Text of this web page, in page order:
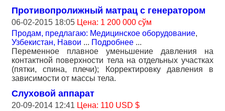
Противопролижный матрац с генератором
06-02-2015 18:05 Цена: 1 200 000 сўм
Продам, предлагаю: Медицинское оборудование,
Узбекистан, Навои ... Подробнее ...
Переменное плавное уменьшение давления на
контактной поверхности тела на отдельных участках
(пятки, спина, плечи); Корректировку давления в
зависимости от массы тела.
Слуховой аппарат
20-09-2014 12:41 Цена: 110 USD $